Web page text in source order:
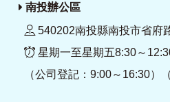
南投辦公區
540202南投縣南投市省府
星期一至星期五8:30～
（公司登記：9:00～16:30）